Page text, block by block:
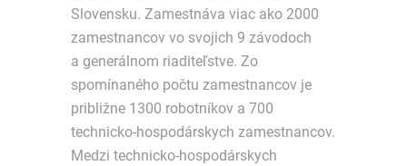
Slovensku. Zamestnáva viac ako 2000
zamestnancov vo svojich 9 závodoch
a generálnom riaditeľstve. Zo
spomínaného počtu zamestnancov je
približne 1300 robotníkov a 700
technicko-hospodárskych zamestnancov.
Medzi technicko-hospodárskych